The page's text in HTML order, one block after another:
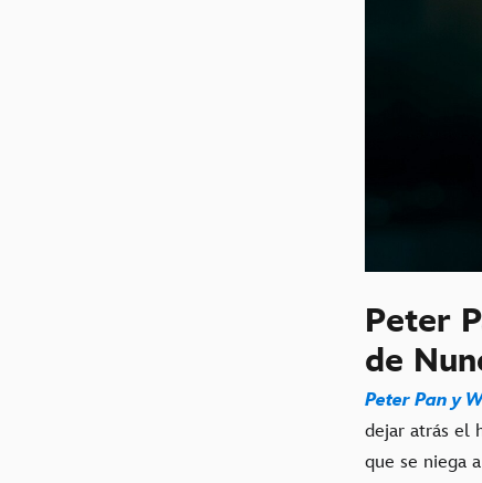
Peter
de
Peter Pan y
dejar atrás el
que se niega